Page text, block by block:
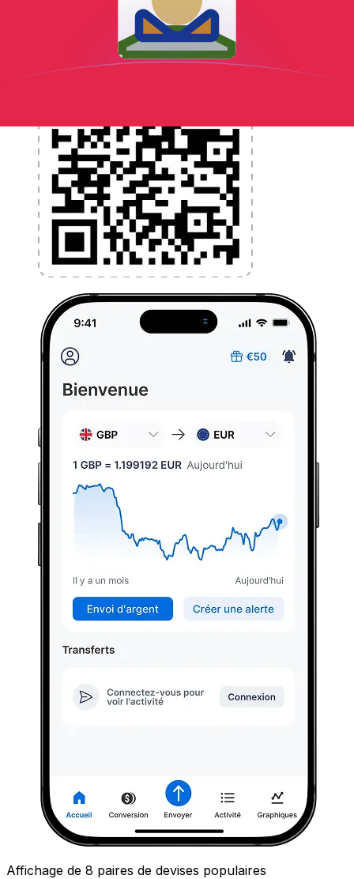
Affichage de 8 paires de devises populaires